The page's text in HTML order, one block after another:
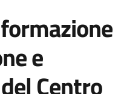
e
Centro